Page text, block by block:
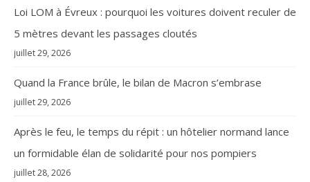
Loi LOM à Évreux : pourquoi les voitures doivent reculer de
5 mètres devant les passages cloutés
juillet 29, 2026
Quand la France brûle, le bilan de Macron s’embrase
juillet 29, 2026
Après le feu, le temps du répit : un hôtelier normand lance
un formidable élan de solidarité pour nos pompiers
juillet 28, 2026